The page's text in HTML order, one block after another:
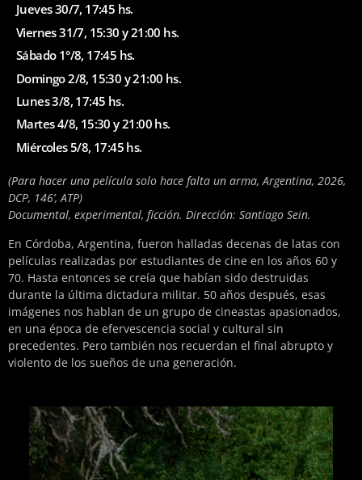
Jueves 30/7, 17:45 hs.
Viernes 31/7, 15:30 y 21:00 hs.
Sábado 1°/8, 17:45 hs.
Domingo 2/8, 15:30 y 21:00 hs.
Lunes 3/8, 17:45 hs.
Martes 4/8, 15:30 y 21:00 hs.
Miércoles 5/8, 17:45 hs.
(Para hacer una película solo hace falta un arma, Argentina, 2026,
DCP, 146’, ATP)
Documental, experimental, ficción. Dirección: Santiago Sein.
En Córdoba, Argentina, fueron halladas decenas de latas con
películas realizadas por estudiantes de cine en los años 60 y
70. Hasta entonces se creía que habían sido destruidas
durante la última dictadura militar. 50 años después, esas
imágenes nos hablan de un grupo de cineastas apasionados,
en una época de efervescencia social y cultural sin
precedentes. Pero también nos recuerdan el final abrupto y
violento de los sueños de una generación.